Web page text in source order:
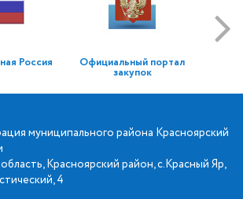
Россия Официальный портал
закупок
муниципального района Красноярский
Красноярский район, с.Красный Яр,
4